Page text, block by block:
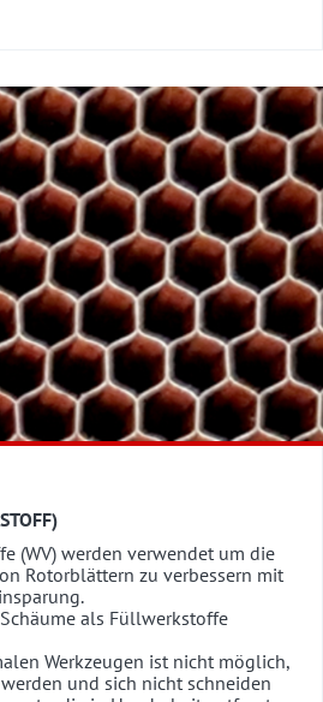
(WV) werden verwendet um die
Rotorblättern zu verbessern mit
als Füllwerkstoffe
Werkzeugen ist nicht möglich,
und sich nicht schneiden